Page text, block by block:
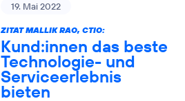
19. Mai 2022
ZITAT MALLIK RAO, CTIO:
Kund:innen das beste
Technologie- und
Serviceerlebnis
bieten